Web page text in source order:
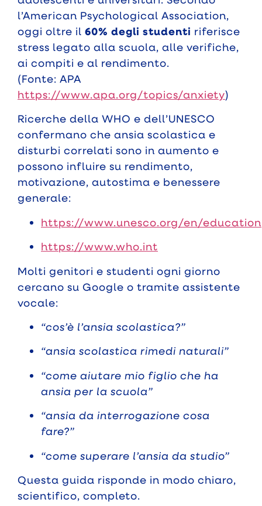
l’American Psychological Association,
oggi oltre il 60% degli studenti riferisce
stress legato alla scuola, alle verifiche,
ai compiti e al rendimento.
(Fonte: APA
https://www.apa.org/topics/anxiety)
Ricerche della WHO e dell’UNESCO
confermano che ansia scolastica e
disturbi correlati sono in aumento e
possono influire su rendimento,
motivazione, autostima e benessere
generale:
https://www.unesco.org/en/education
https://www.who.int
Molti genitori e studenti ogni giorno
cercano su Google o tramite assistente
vocale:
“cos’è l’ansia scolastica?”
“ansia scolastica rimedi naturali”
“come aiutare mio figlio che ha
ansia per la scuola”
“ansia da interrogazione cosa
fare?”
“come superare l’ansia da studio”
Questa guida risponde in modo chiaro,
scientifico, completo.